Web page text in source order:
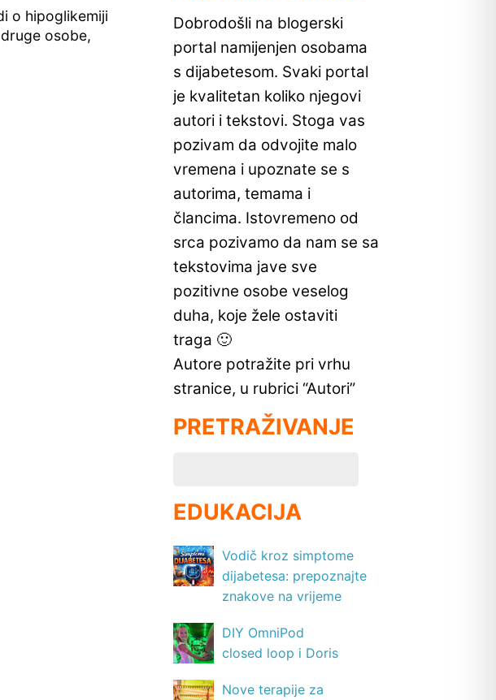
o hipoglikemiji
osobe,
Dobrodošli na blogerski
portal namijenjen osobama
s dijabetesom. Svaki portal
je kvalitetan koliko njegovi
autori i tekstovi. Stoga vas
pozivam da odvojite malo
vremena i upoznate se s
autorima, temama i
člancima. Istovremeno od
srca pozivamo da nam se sa
tekstovima jave sve
pozitivne osobe veselog
duha, koje žele ostaviti
traga 🙂
Autore potražite pri vrhu
stranice, u rubrici “Autori”
PRETRAŽIVANJE
EDUKACIJA
Vodič kroz simptome
dijabetesa: prepoznajte
znakove na vrijeme
DIY OmniPod
closed loop i Doris
Nove terapije za